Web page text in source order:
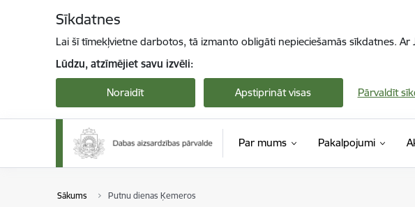
Sīkdatnes
Lai šī tīmekļvietne darbotos, tā izmanto obligāti nepieciešamās sīkdatnes.
Lūdzu, atzīmējiet savu izvēli:
Noraidīt Apstiprināt visas Pārvaldīt
Par mums Pakalpojumi
Sākums Putnu dienas Ķemeros